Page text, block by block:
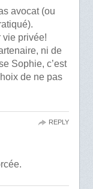
avocat (ou
vie privée!
ni de
Sophie, c’est
de ne pas
REPLY